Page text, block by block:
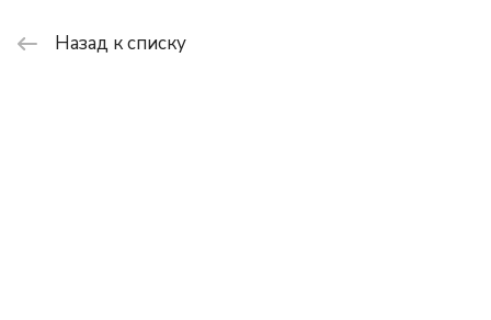
Назад к списку